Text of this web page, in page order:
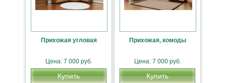
Прихожая угловая
Цена: 7 000 руб.
Купить
Прихожая, комоды
Цена: 7 000 руб.
Купить